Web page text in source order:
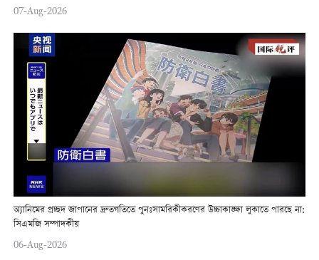
07-Aug-2026
অ্যানিমের প্রচ্ছদ জাপানের দ্রুতগতিতে পুনঃসামরিকীকরণের উচ্চাকাঙ্ক্ষা লুকাতে পারছে না:
সিএমজি সম্পাদকীয়
06-Aug-2026